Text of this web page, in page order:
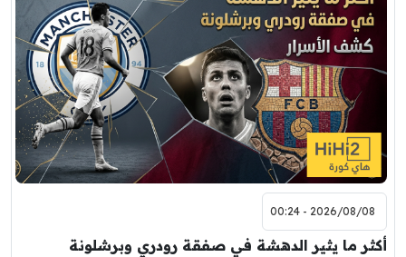
2026/08/08 - 00:24
أكثر ما يثير الدهشة في صفقة رودري وبرشلونة